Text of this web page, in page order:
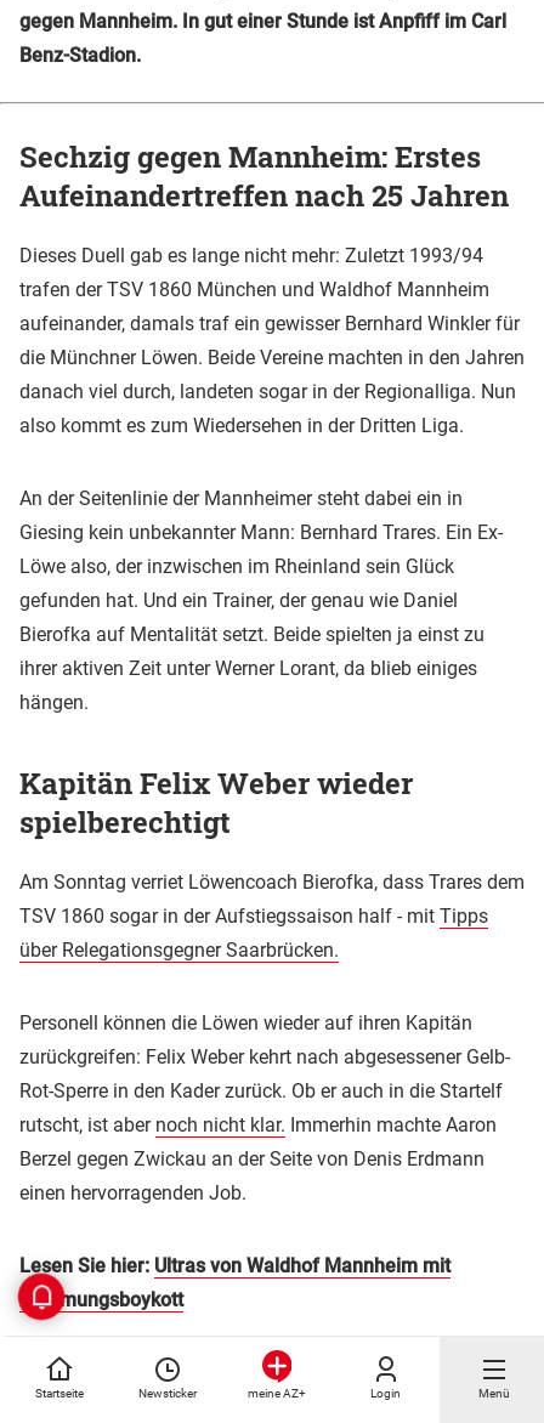
Startseite Newsticker meine AZ+ Login Menü
gegen Mannheim. In gut einer Stunde ist Anpfiff im Carl
Benz-Stadion.
Sechzig gegen Mannheim: Erstes
Aufeinandertreffen nach 25 Jahren
Dieses Duell gab es lange nicht mehr: Zuletzt 1993/94
trafen der TSV 1860 München und Waldhof Mannheim
aufeinander, damals traf ein gewisser Bernhard Winkler für
die Münchner Löwen. Beide Vereine machten in den Jahren
danach viel durch, landeten sogar in der Regionalliga. Nun
also kommt es zum Wiedersehen in der Dritten Liga.
An der Seitenlinie der Mannheimer steht dabei ein in
Giesing kein unbekannter Mann: Bernhard Trares. Ein Ex-
Löwe also, der inzwischen im Rheinland sein Glück
gefunden hat. Und ein Trainer, der genau wie Daniel
Bierofka auf Mentalität setzt. Beide spielten ja einst zu
ihrer aktiven Zeit unter Werner Lorant, da blieb einiges
hängen.
Kapitän Felix Weber wieder
spielberechtigt
Am Sonntag verriet Löwencoach Bierofka, dass Trares dem
TSV 1860 sogar in der Aufstiegssaison half - mit Tipps
über Relegationsgegner Saarbrücken.
Personell können die Löwen wieder auf ihren Kapitän
zurückgreifen: Felix Weber kehrt nach abgesessener Gelb-
Rot-Sperre in den Kader zurück. Ob er auch in die Startelf
rutscht, ist aber noch nicht klar. Immerhin machte Aaron
Berzel gegen Zwickau an der Seite von Denis Erdmann
einen hervorragenden Job.
Lesen Sie hier: Ultras von Waldhof Mannheim mit
Stimmungsboykott
Themen: 1. FC Kaiserslautern Daniel Bierofka